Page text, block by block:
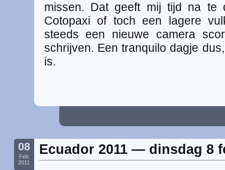
missen. Dat geeft mij tijd na te
Cotopaxi of toch een lagere
steeds een nieuwe camera
schrijven. Een tranquilo dagje
is.
08
Feb
2011
Ecuador 2011 — dinsdag 8